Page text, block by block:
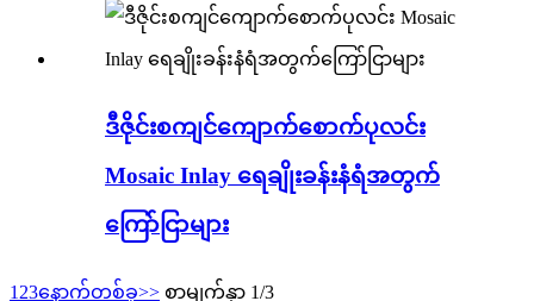
ဒီဇိုင်းစကျင်ကျောက်စောက်ပုလင်း
Mosaic Inlay ရေချိုးခန်းနံရံအတွက်
ကြော်ငြာများ
1 23နောက်တစ်ခု>> စာမျက်နှာ 1/3